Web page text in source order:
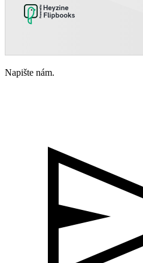
Napište nám.